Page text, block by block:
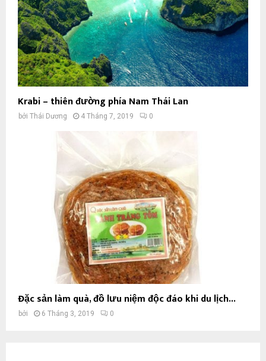
Krabi – thiên đường phía Nam Thái Lan
bởi Thái Dương 4 Tháng 7, 2019 0
Đặc sản làm quà, đồ lưu niệm độc đáo khi du lịch...
bởi 6 Tháng 3, 2019 0